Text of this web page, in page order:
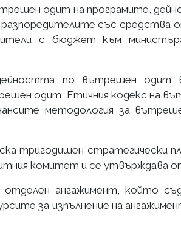
одит на програмите,
със средства
с бюджет към
дейността по вътрешен
одит, Етичния кодекс на
методология за
тригодишен стратегически
комитет и се утвърждава
отделен ангажимент, който
за изпълнение на